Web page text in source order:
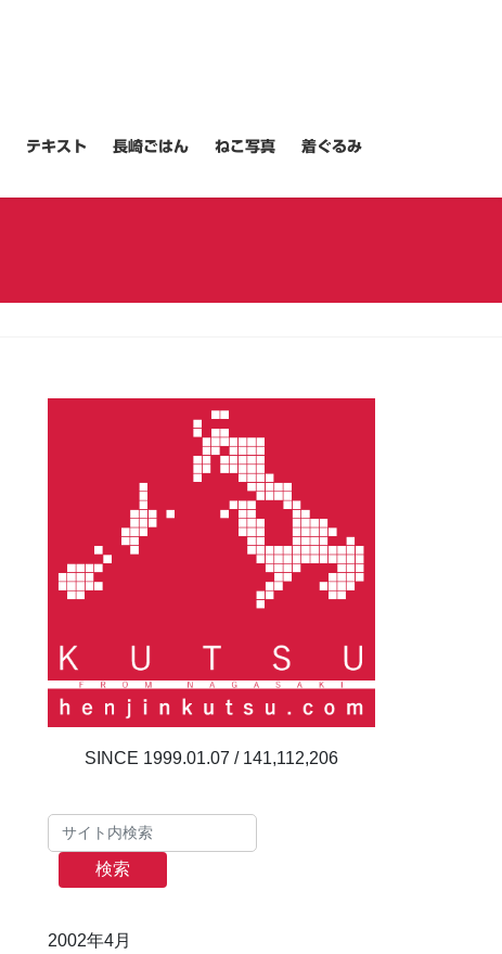
テキスト 長崎ごはん ねこ写真 着ぐるみ
141,112,206
検索
2002年4月